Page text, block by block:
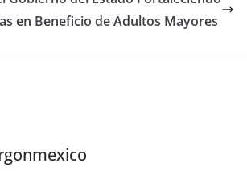
en Beneficio de Adultos Mayores